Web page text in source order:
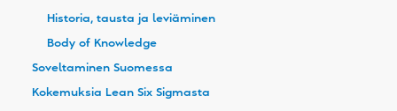
Historia, tausta ja leviäminen
Body of Knowledge
Soveltaminen Suomessa
Kokemuksia Lean Six Sigmasta